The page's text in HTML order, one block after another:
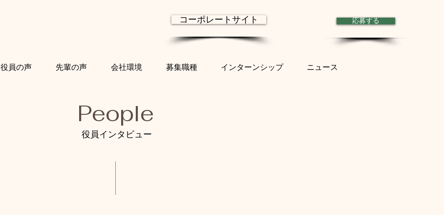
コーポレートサイト
役員の声 先輩の声 会社環境 募集職種 インターンシップ ニュース
応募する
People
役員インタビュー